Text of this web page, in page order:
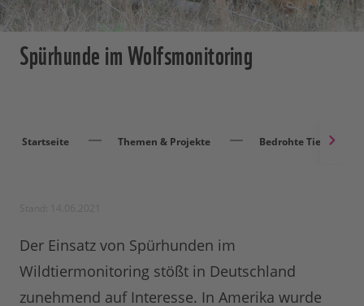
Spürhunde im Wolfsmonitoring
Startseite Themen & Projekte Bedrohte Tierarten
Der Einsatz von Spürhunden im
Wildtiermonitoring stößt in Deutschland
zunehmend auf Interesse. In Amerika wurde